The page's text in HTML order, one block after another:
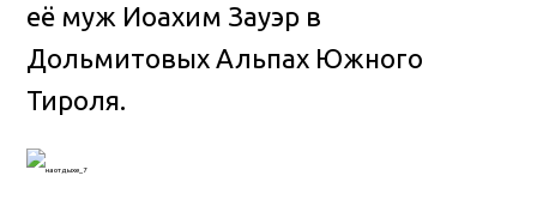
её муж Иоахим Зауэр в
Дольмитовых Альпах Южного
Тироля.